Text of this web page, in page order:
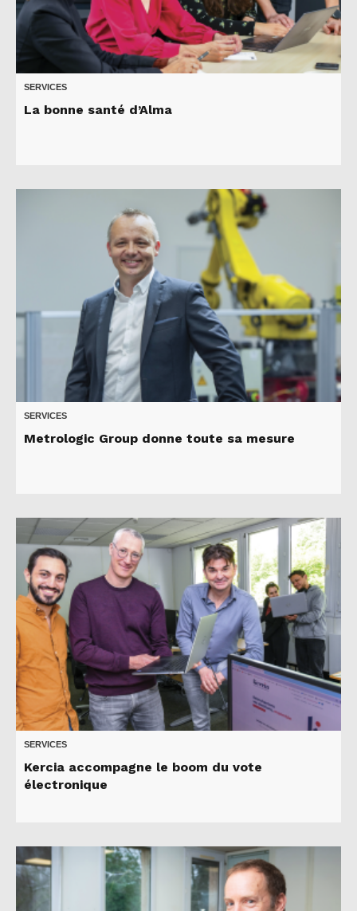
SERVICES
La bonne santé d’Alma
SERVICES
Metrologic Group donne toute sa mesure
SERVICES
Kercia accompagne le boom du vote
électronique